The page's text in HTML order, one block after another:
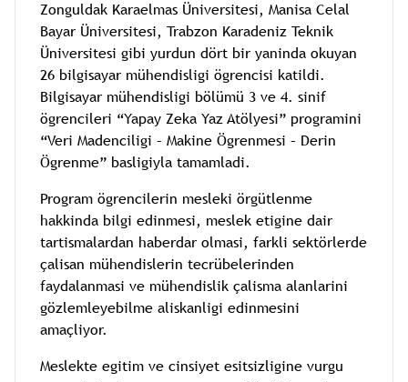
Zonguldak Karaelmas Üniversitesi, Manisa Celal
Bayar Üniversitesi, Trabzon Karadeniz Teknik
Üniversitesi gibi yurdun dört bir yaninda okuyan
26 bilgisayar mühendisligi ögrencisi katildi.
Bilgisayar mühendisligi bölümü 3 ve 4. sinif
ögrencileri “Yapay Zeka Yaz Atölyesi” programini
“Veri Madenciligi – Makine Ögrenmesi – Derin
Ögrenme” basligiyla tamamladi.
Program ögrencilerin mesleki örgütlenme
hakkinda bilgi edinmesi, meslek etigine dair
tartismalardan haberdar olmasi, farkli sektörlerde
çalisan mühendislerin tecrübelerinden
faydalanmasi ve mühendislik çalisma alanlarini
gözlemleyebilme aliskanligi edinmesini
amaçliyor.
Meslekte egitim ve cinsiyet esitsizligine vurgu